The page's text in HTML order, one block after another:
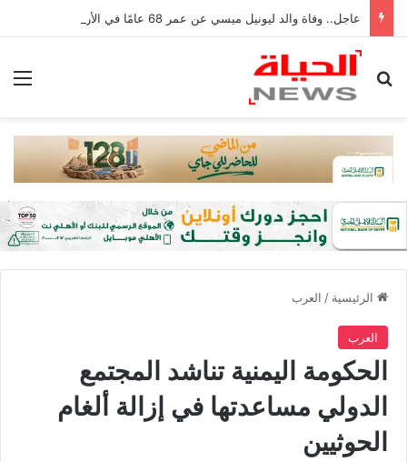
عاجل.. وفاة والد ليونيل ميسي عن عمر 68 عامًا في الأرجنتين
بحث عن
الرئيسية / العرب
العرب
الحكومة اليمنية تناشد المجتمع
الدولي مساعدتها في إزالة ألغام
الحوثيين